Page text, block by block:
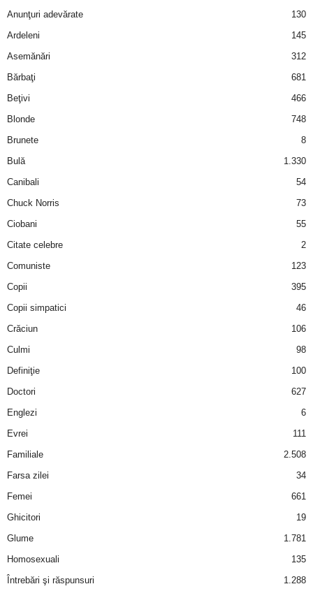
Anunţuri adevărate
130
Ardeleni
145
Asemănări
312
Bărbaţi
681
Beţivi
466
Blonde
748
Brunete
8
Bulă
1.330
Canibali
54
Chuck Norris
73
Ciobani
55
Citate celebre
2
Comuniste
123
Copii
395
Copii simpatici
46
Crăciun
106
Culmi
98
Definiţie
100
Doctori
627
Englezi
6
Evrei
111
Familiale
2.508
Farsa zilei
34
Femei
661
Ghicitori
19
Glume
1.781
Homosexuali
135
Întrebări şi răspunsuri
1.288